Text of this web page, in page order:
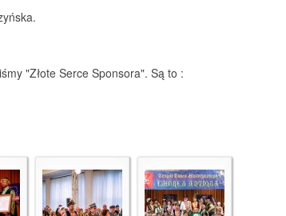
"Złote Serce Sponsora". Są to :